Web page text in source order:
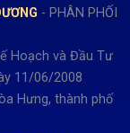
- PHÂN PHỐI
Hoạch và Đầu Tư
11/06/2008
Hưng, thành phố